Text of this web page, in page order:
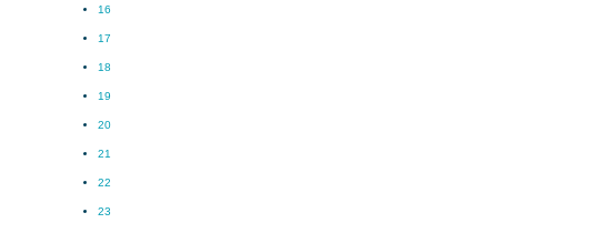
16
17
18
19
20
21
22
23